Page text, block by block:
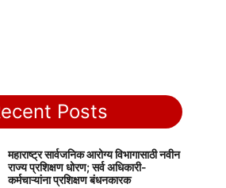
Posts
महाराष्ट्र सार्वजनिक आरोग्य विभागासाठी नवीन
राज्य प्रशिक्षण धोरण; सर्व अधिकारी-
कर्मचाऱ्यांना प्रशिक्षण बंधनकारक